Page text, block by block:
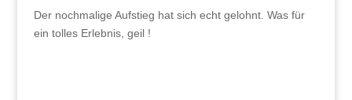
Der nochmalige Aufstieg hat sich echt gelohnt. Was für
ein tolles Erlebnis, geil !